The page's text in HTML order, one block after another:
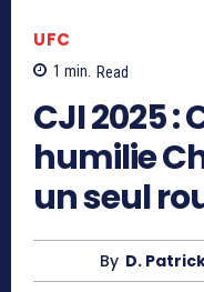
UFC
1 min. Read
CJI 2025 :
humilie
un seul
By D.